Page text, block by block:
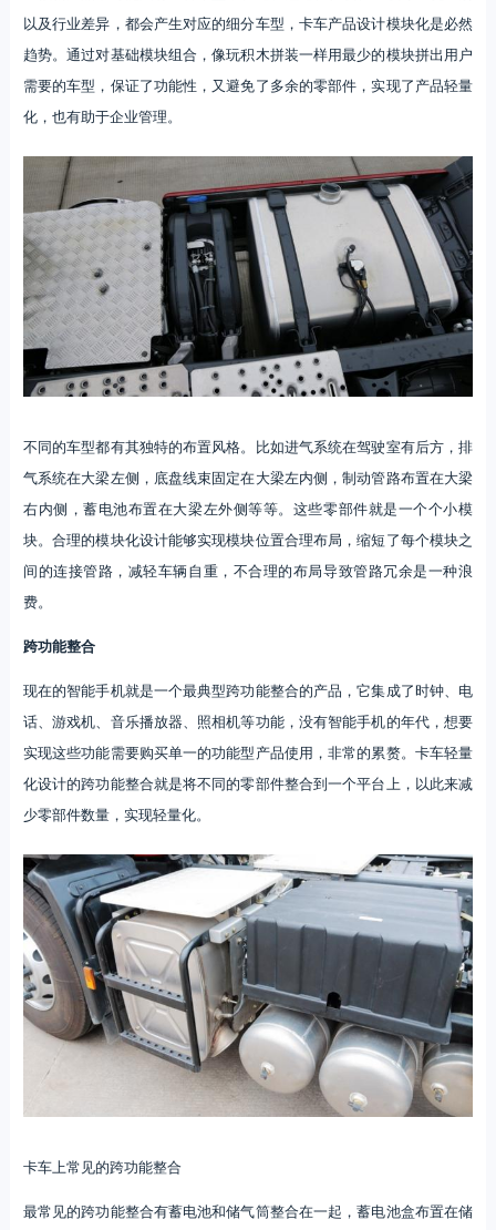
以及行业差异，都会产生对应的细分车型，卡车产品设计模块化是必然
趋势。通过对基础模块组合，像玩积木拼装一样用最少的模块拼出用户
需要的车型，保证了功能性，又避免了多余的零部件，实现了产品轻量
化，也有助于企业管理。
不同的车型都有其独特的布置风格。比如进气系统在驾驶室有后方，排
气系统在大梁左侧，底盘线束固定在大梁左内侧，制动管路布置在大梁
右内侧，蓄电池布置在大梁左外侧等等。这些零部件就是一个个小模
块。合理的模块化设计能够实现模块位置合理布局，缩短了每个模块之
间的连接管路，减轻车辆自重，不合理的布局导致管路冗余是一种浪
费。
跨功能整合
现在的智能手机就是一个最典型跨功能整合的产品，它集成了时钟、电
话、游戏机、音乐播放器、照相机等功能，没有智能手机的年代，想要
实现这些功能需要购买单一的功能型产品使用，非常的累赘。卡车轻量
化设计的跨功能整合就是将不同的零部件整合到一个平台上，以此来减
少零部件数量，实现轻量化。
卡车上常见的跨功能整合
最常见的跨功能整合有蓄电池和储气筒整合在一起，蓄电池盒布置在储